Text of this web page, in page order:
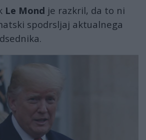
Le Mond je razkril, da to ni
spodrsljaj aktualnega